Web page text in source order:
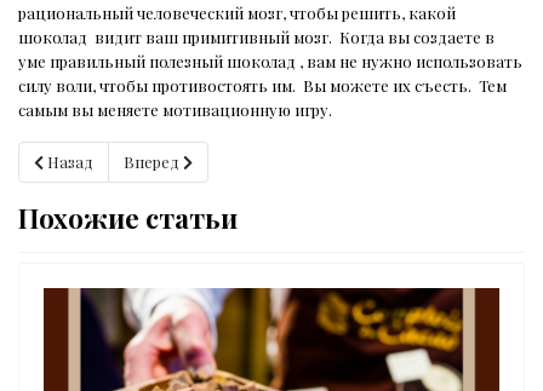
рациональный человеческий мозг, чтобы решить, какой
шоколад видит ваш примитивный мозг. Когда вы создаете в
уме правильный полезный шоколад , вам не нужно использовать
силу воли, чтобы противостоять им. Вы можете их съесть. Тем
самым вы меняете мотивационную игру.
Предыдущий: 30 граммов
Назад Следующий: Ментальная математика и шоколад
Вперед
Похожие статьи